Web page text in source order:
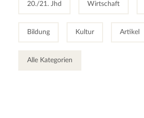
20./21. Jhd Wirtschaft
Bildung Kultur Artikel
Alle Kategorien